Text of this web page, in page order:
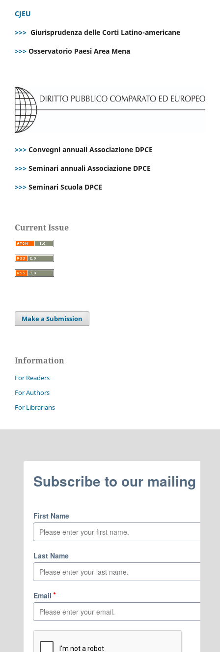
CJEU
>>> Giurisprudenza delle Corti Latino-americane
>>> Osservatorio Paesi Area Mena
>>> Convegni annuali Associazione DPCE
>>> Seminari annuali Associazione DPCE
>>> Seminari Scuola DPCE
Current Issue
Make a Submission
Information
For Readers
For Authors
For Librarians